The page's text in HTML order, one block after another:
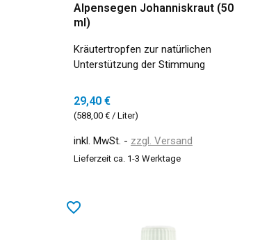
Alpensegen Johanniskraut (50
ml)
Kräutertropfen zur natürlichen
Unterstützung der Stimmung
29,40 €
(588,00 € / Liter)
inkl. MwSt. zzgl. Versand
Lieferzeit ca. 1-3 Werktage
favorite_border